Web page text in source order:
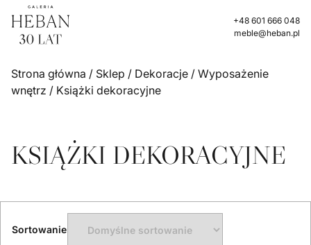
+48 601 666 048
meble@heban.pl
Strona główna / Sklep / Dekoracje / Wyposażenie
wnętrz / Książki dekoracyjne
KSIĄŻKI DEKORACYJNE
Sortowanie